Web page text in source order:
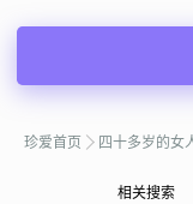
珍爱首页 四十多岁的女
相关搜索